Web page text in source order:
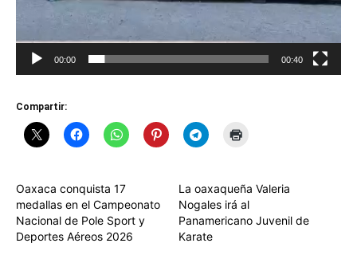
00:00 00:40
Compartir:
Oaxaca conquista 17
medallas en el Campeonato
Nacional de Pole Sport y
Deportes Aéreos 2026
La oaxaqueña Valeria
Nogales irá al
Panamericano Juvenil de
Karate